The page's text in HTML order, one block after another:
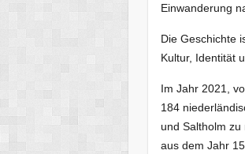
Einwanderung
Die Geschichte
Kultur, Identität
Im Jahr 2021,
184
und Saltholm
aus dem Jahr